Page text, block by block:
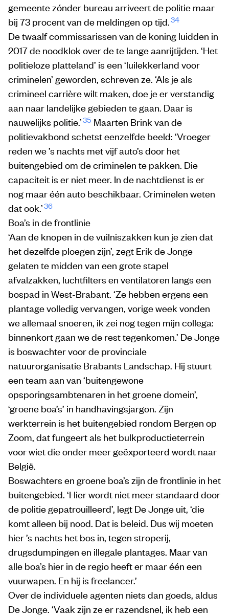
gemeente zónder bureau arriveert de politie maar
bij 73 procent van de meldingen op tijd.34
De twaalf commissarissen van de koning luidden in
2017 de noodklok over de te lange aanrijtijden. ‘Het
politieloze platteland’ is een ‘luilekkerland voor
criminelen’ geworden, schreven ze. ‘Als je als
crimineel carrière wilt maken, doe je er verstandig
aan naar landelijke gebieden te gaan. Daar is
nauwelijks politie.’35 Maarten Brink van de
politievakbond schetst eenzelfde beeld: ‘Vroeger
reden we ’s nachts met vijf auto’s door het
buitengebied om de criminelen te pakken. Die
capaciteit is er niet meer. In de nachtdienst is er
nog maar één auto beschikbaar. Criminelen weten
dat ook.’36
Boa’s in de frontlinie
‘Aan de knopen in de vuilniszakken kun je zien dat
het dezelfde ploegen zijn’, zegt Erik de Jonge
gelaten te midden van een grote stapel
afvalzakken, luchtfilters en ventilatoren langs een
bospad in West-Brabant. ‘Ze hebben ergens een
plantage volledig vervangen, vorige week vonden
we allemaal snoeren, ik zei nog tegen mijn collega:
binnenkort gaan we de rest tegenkomen.’ De Jonge
is boswachter voor de provinciale
natuurorganisatie Brabants Landschap. Hij stuurt
een team aan van ‘buitengewone
opsporingsambtenaren in het groene domein’,
‘groene boa’s’ in handhavingsjargon. Zijn
werkterrein is het buitengebied rondom Bergen op
Zoom, dat fungeert als het bulkproductieterrein
voor wiet die onder meer geëxporteerd wordt naar
België.
Boswachters en groene boa’s zijn de frontlinie in het
buitengebied. ‘Hier wordt niet meer standaard door
de politie gepatrouilleerd’, legt De Jonge uit, ‘die
komt alleen bij nood. Dat is beleid. Dus wij moeten
hier ’s nachts het bos in, tegen stroperij,
drugsdumpingen en illegale plantages. Maar van
alle boa’s hier in de regio heeft er maar één een
vuurwapen. En hij is freelancer.’
Over de individuele agenten niets dan goeds, aldus
De Jonge. ‘Vaak zijn ze er razendsnel, ik heb een